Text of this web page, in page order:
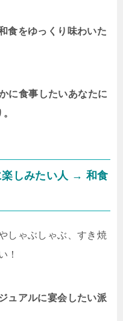
食をゆっくり味わいた
に食事したいあなたに
楽しみたい人 → 和食
しゃぶしゃぶ、すき焼
！
ュアルに宴会したい派